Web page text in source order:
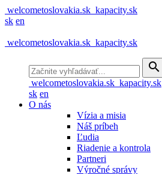
welcometoslovakia.sk kapacity.sk
sk en
welcometoslovakia.sk kapacity.sk
search
welcometoslovakia.sk kapacity.sk
sk en
O nás
Vízia a misia
Náš príbeh
Ľudia
Riadenie a kontrola
Partneri
Výročné správy